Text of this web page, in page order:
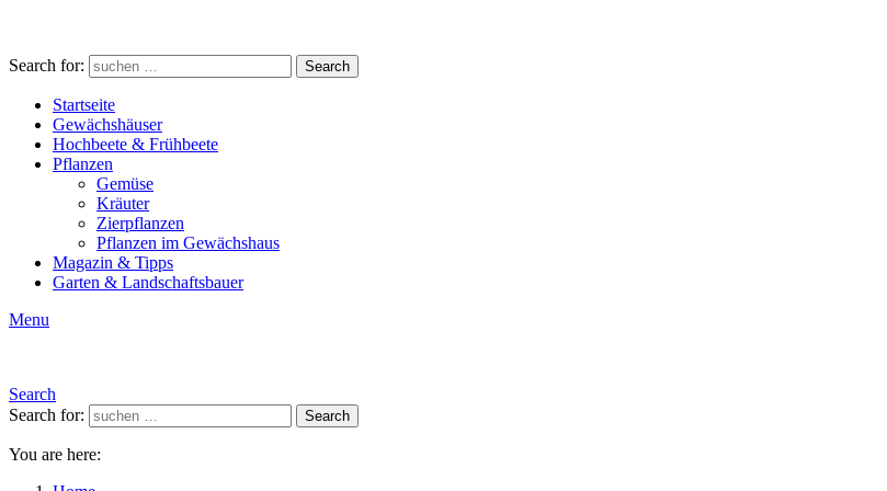
Search for: Search
Startseite
Gewächshäuser
Hochbeete & Frühbeete
Pflanzen
Gemüse
Kräuter
Zierpflanzen
Pflanzen im Gewächshaus
Magazin & Tipps
Garten & Landschaftsbauer
Menu
Search
Search for:
Search
You are here: